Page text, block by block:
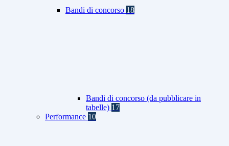
Bandi di concorso 18
Bandi di concorso (da pubblicare in
tabelle) 17
Performance 10